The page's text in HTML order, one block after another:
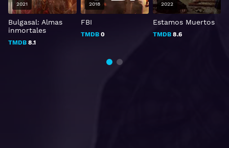
Bulgasal: Almas
inmortales
TMDB 8.1
2021
FBI
TMDB0
2018
Estamos Muertos
TMDB8.6
2022